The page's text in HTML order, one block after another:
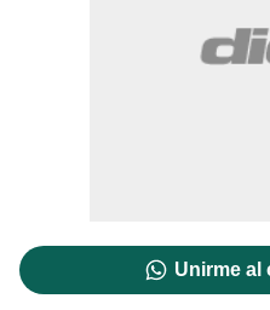
Unirme al